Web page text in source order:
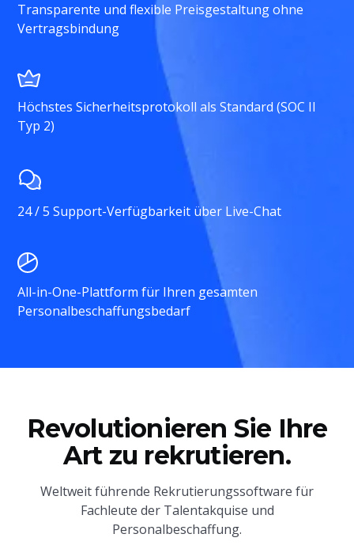
Transparente und flexible Preisgestaltung ohne
Vertragsbindung
Höchstes Sicherheitsprotokoll als Standard (SOC II
Typ 2)
24 / 5 Support-Verfügbarkeit über Live-Chat
All-in-One-Plattform für Ihren gesamten
Personalbeschaffungsbedarf
Revolutionieren Sie Ihre
Art zu rekrutieren.
Weltweit führende Rekrutierungssoftware für
Fachleute der Talentakquise und
Personalbeschaffung.